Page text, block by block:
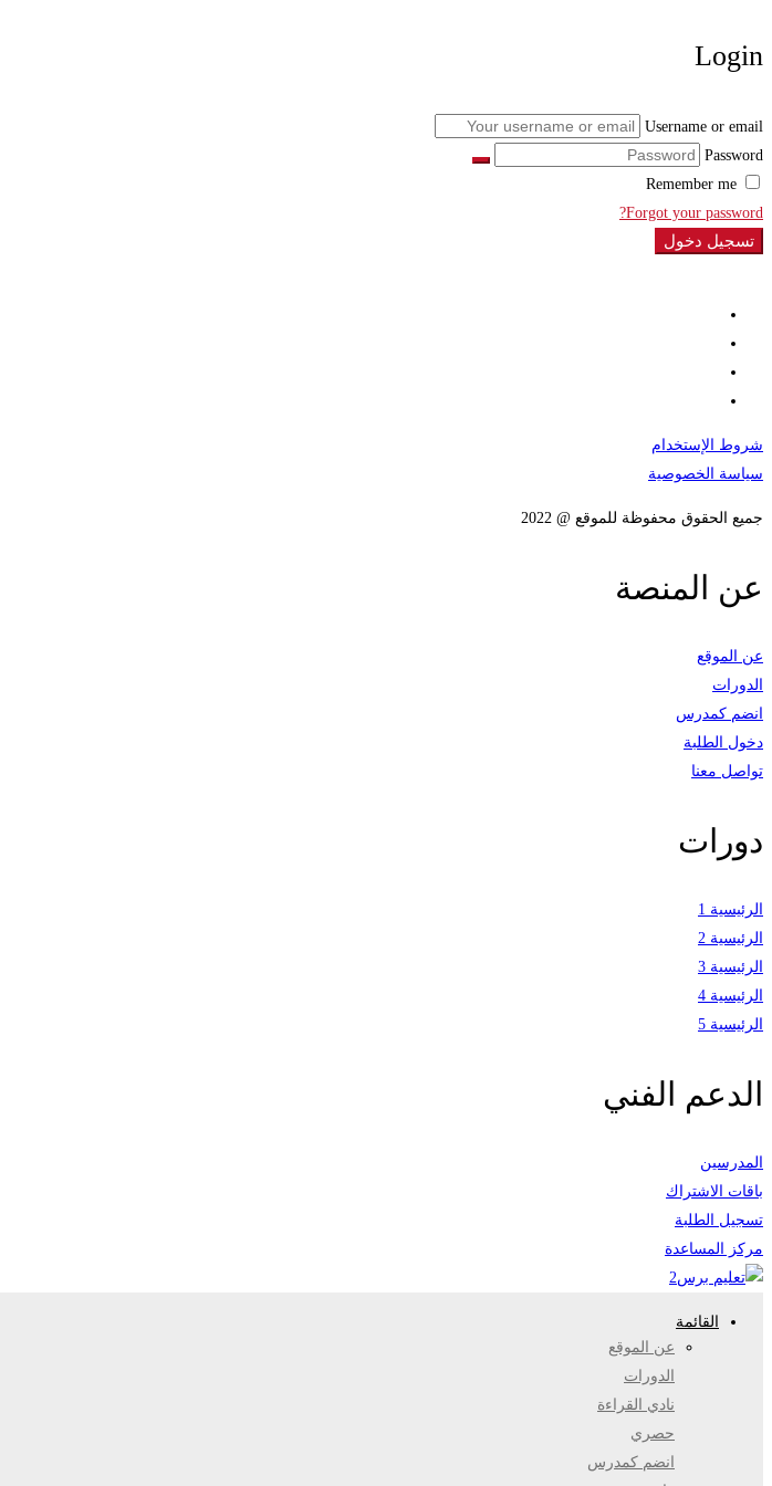
Login
Username or email
Password
Forgot your password?
تسجيل دخول
شروط الإستخدام
سياسة الخصوصية
جميع الحقوق محفوظة للموقع @ 2022
عن المنصة
عن الموقع
الدورات
انضم كمدرس
دخول الطلبة
تواصل معنا
دورات
الرئيسية 1
الرئيسية 2
الرئيسية 3
الرئيسية 4
الرئيسية 5
الدعم الفني
المدرسين
باقات الاشتراك
تسجيل الطلبة
مركز المساعدة
القائمة
عن الموقع
الدورات
نادي القراءة
حصري
انضم كمدرس